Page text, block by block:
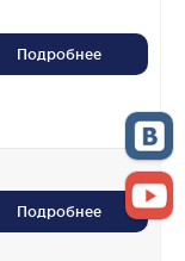
Подробнее
Подробнее